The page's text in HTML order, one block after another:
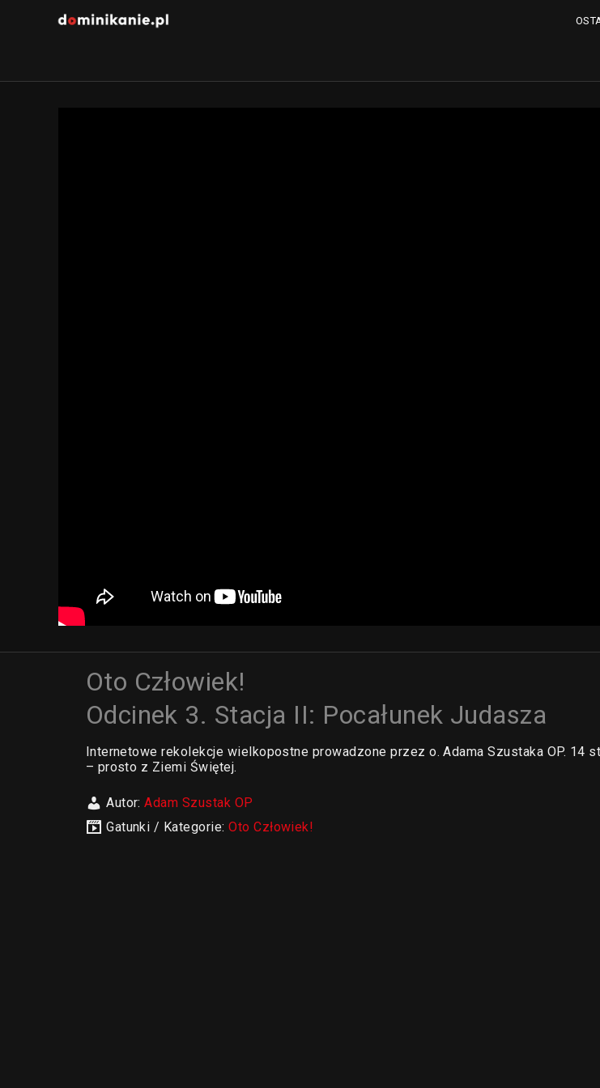
Oto Człowiek!
Odcinek 3. Stacja II: Pocałunek Judasza
Internetowe rekolekcje wielkopostne prowadzone przez o. Adama Szustaka OP. 14
– prosto z Ziemi Świętej.
Autor:Adam Szustak OP
Gatunki / Kategorie:Oto Człowiek!